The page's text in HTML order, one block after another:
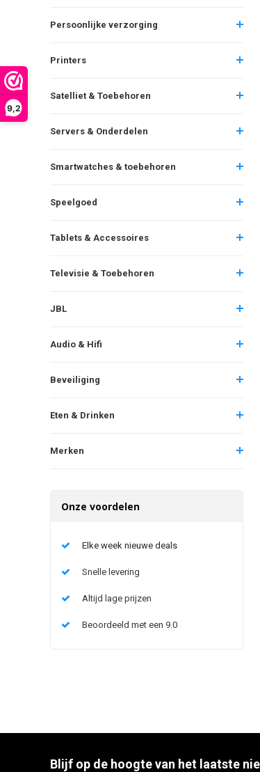
9,2
Persoonlijke verzorging
Printers
Satelliet & Toebehoren
Servers & Onderdelen
Smartwatches & toebehoren
Speelgoed
Tablets & Accessoires
Televisie & Toebehoren
JBL
Audio & Hifi
Beveiliging
Eten & Drinken
Merken
Onze voordelen
Elke week nieuwe deals
Snelle levering
Altijd lage prijzen
Beoordeeld met een 9.0
Blijf op de hoogte van het laatste